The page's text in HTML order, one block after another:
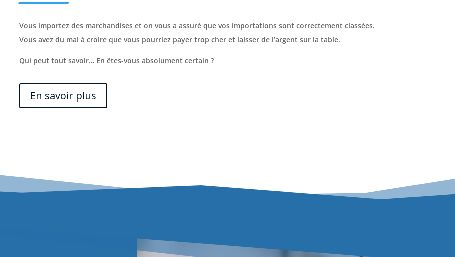
Vous importez des marchandises et on vous a assuré que vos importations sont correctement classées.
Vous avez du mal à croire que vous pourriez payer trop cher et laisser de l’argent sur la table.
Qui peut tout savoir… En êtes-vous absolument certain ?
En savoir plus